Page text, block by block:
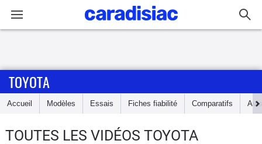
Accueil
TOYOTA
Accueil Modèles Essais Fiches fiabilité Comparatifs Avis
TOUTES LES VIDÉOS TOYOTA